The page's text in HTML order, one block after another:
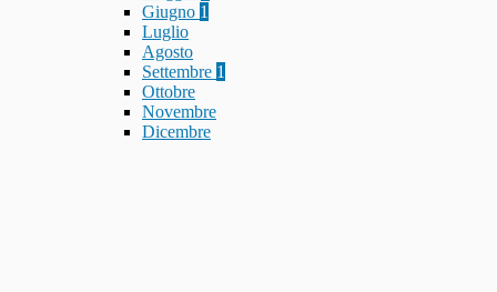
Giugno 1
Luglio
Agosto
Settembre 1
Ottobre
Novembre
Dicembre